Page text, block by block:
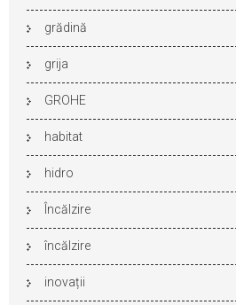
grădină
grija
GROHE
habitat
hidro
Încălzire
încălzire
inovații